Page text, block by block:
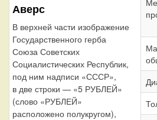
Аверс
В верхней части изображение
Государственного герба
Союза Советских
Социалистических Республик,
под ним надписи «СССР»,
в две строки — «5 РУБЛЕЙ»
(слово «РУБЛЕЙ»
расположено полукругом),